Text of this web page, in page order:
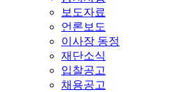
보도자료
언론보도
이사장 동정
재단소식
입찰공고
채용공고